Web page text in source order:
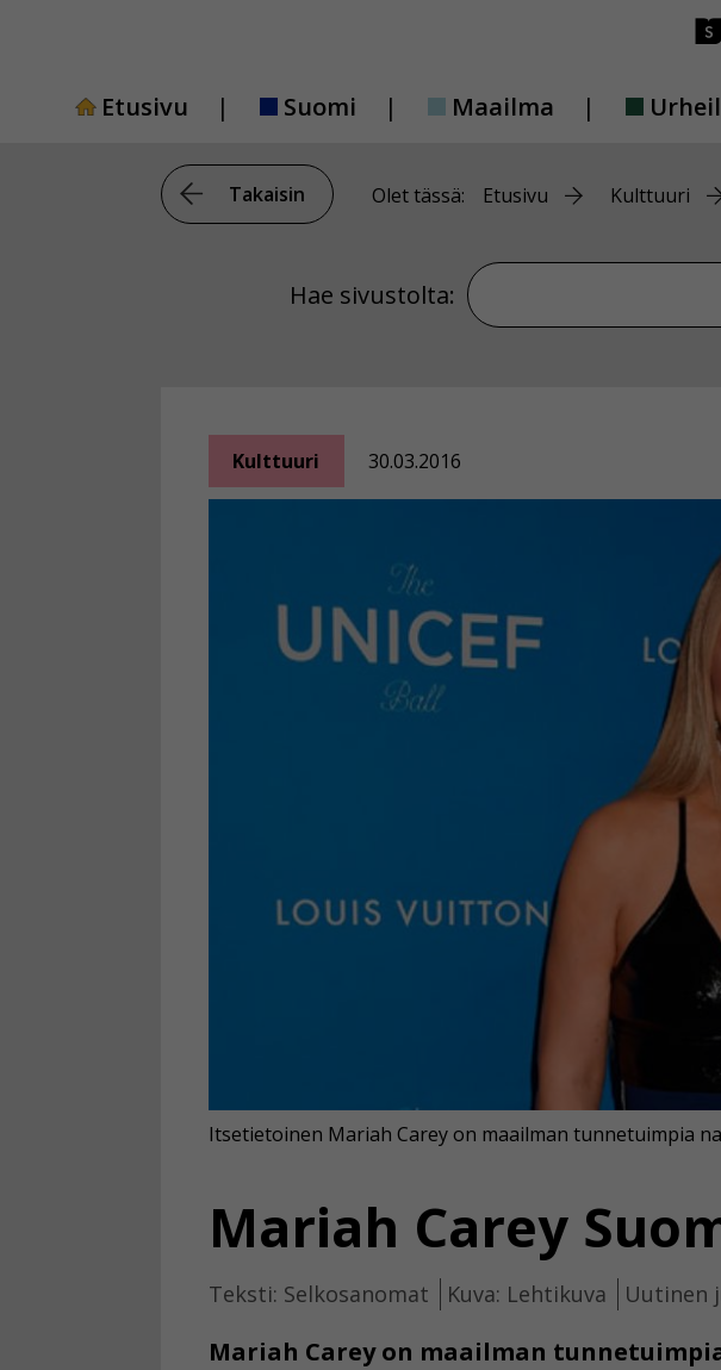
Etusivu
Suomi Maailma
Takaisin Olet tässä: Etusivu Kulttuuri
Hae sivustolta: Hae sivustolta
Kulttuuri 30.03.2016
Mariah Carey
Teksti: Selkosanomat Kuva: Lehtikuva Uutinen
Mariah Carey on maailman
Itsetietoinen Mariah Carey on maailman tunnetuimpia